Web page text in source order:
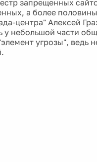
запрещенных
а более
центра" Алексей
у небольшой части
угрозы", ведь